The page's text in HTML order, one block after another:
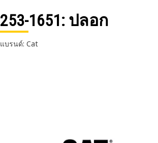
253-1651: ปลอก
แบรนด์: Cat